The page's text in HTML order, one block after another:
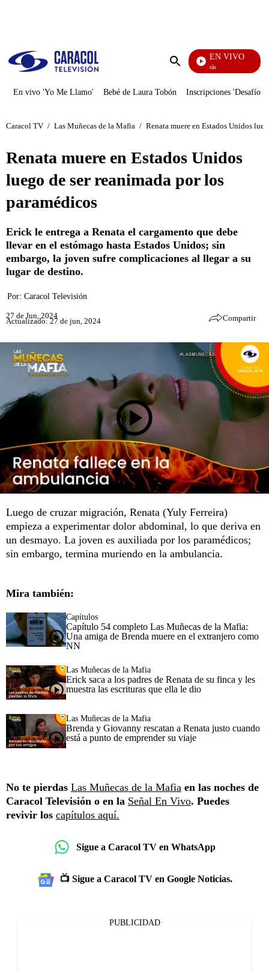
Enviar
EN VIVO
También Caerás
En vivo 'Yo Me Llamo' Bebé de Laura Tobón Inscripciones 'Desafío'
Caracol TV / Las Muñecas de la Mafia / Renata muere en Estados Unidos
Renata muere en Estados Unidos
luego de ser reanimada por los
paramédicos
Erick le entrega a Renata el cargamento que debe
llevar en el estómago hasta Estados Unidos; sin
embargo, la joven sufre complicaciones al llegar a su
lugar de destino.
Por: Caracol Televisión
27 de Jun, 2024
Actualizado: 27 de jun, 2024 Compartir
Luego de cruzar migración, Renata (Yuly Ferreira)
empieza a experimentar dolor abdominal, lo que deriva en
un desmayo. La joven es auxiliada por los paramédicos;
sin embargo, termina muriendo en la ambulancia.
Mira también:
Capítulos
Capítulo 54 completo Las Muñecas de la Mafia:
Una amiga de Brenda muere en el extranjero como
NN
Las Muñecas de la Mafia
Erick saca a los padres de Renata de su finca y les
muestra las escrituras que ella le dio
Las Muñecas de la Mafia
Brenda y Giovanny rescatan a Renata justo cuando
está a punto de emprender su viaje
No te pierdas Las Muñecas de la Mafia en las noches de
Caracol Televisión o en la Señal En Vivo. Puedes
revivir los capítulos aquí.
Sigue a Caracol TV en WhatsApp
📺 Sigue a Caracol TV en Google Noticias.
PUBLICIDAD